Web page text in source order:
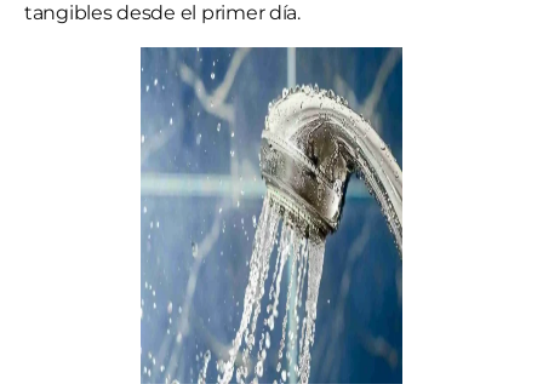
tangibles desde el primer día.